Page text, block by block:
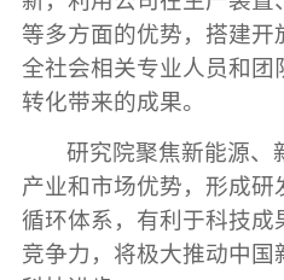
等多方面的优势，搭建开
全社会相关专业人员和团
转化带来的成果。
研究院聚焦新能源、
产业和市场优势，形成研
循环体系，有利于科技成
竞争力，将极大推动中国